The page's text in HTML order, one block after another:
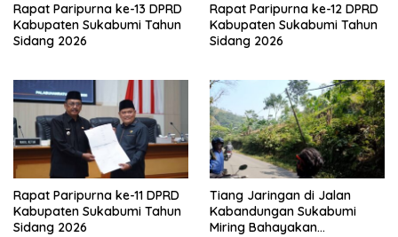
Rapat Paripurna ke-13 DPRD
Kabupaten Sukabumi Tahun
Sidang 2026
Rapat Paripurna ke-12 DPRD
Kabupaten Sukabumi Tahun
Sidang 2026
Rapat Paripurna ke-11 DPRD
Kabupaten Sukabumi Tahun
Sidang 2026
Tiang Jaringan di Jalan
Kabandungan Sukabumi
Miring Bahayakan